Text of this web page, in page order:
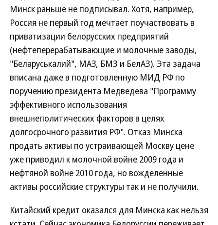
Минск раньше не подписывал. Хотя, например,
Россия не первый год мечтает поучаствовать в
приватизации белорусских предприятий
(нефтеперерабатывающие и молочные заводы,
"Беларуськалий", МАЗ, БМЗ и БелАЗ). Эта задача
вписана даже в подготовленную МИД РФ по
поручению президента Медведева "Программу
эффективного использования
внешнеполитических факторов в целях
долгосрочного развития РФ". Отказ Минска
продать активы по устраивающей Москву цене
уже приводил к молочной войне 2009 года и
нефтяной войне 2010 года, но вожделенные
активы российские структуры так и не получили.
Китайский кредит оказался для Минска как нельзя